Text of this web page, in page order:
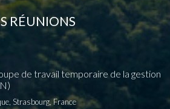
RÉUNIONS
de travail temporaire de la gestion
Strasbourg, France